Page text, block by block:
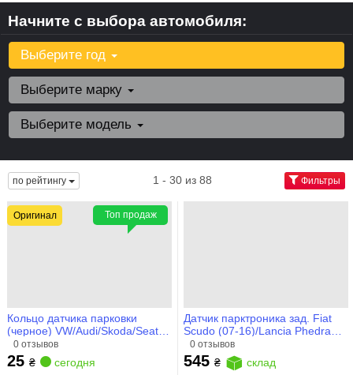
Начните с выбора автомобиля:
Выберите год
Выберите марку
Выберите модель
по рейтингу 1 - 30 из 88 Фильтры
Кольцо датчика парковки
(черное) VW/Audi/Skoda/Seat
(1T0919133C9B9) VAG
0 отзывов
25 ₴ сегодня
Топ продаж
Оригинал
Датчик парктроника зад. Fiat
Scudo (07-16)/Lancia Phedra
(02-10)/ Peugeot 308 (07-)
(FT76013) Fast
0 отзывов
545 ₴ склад